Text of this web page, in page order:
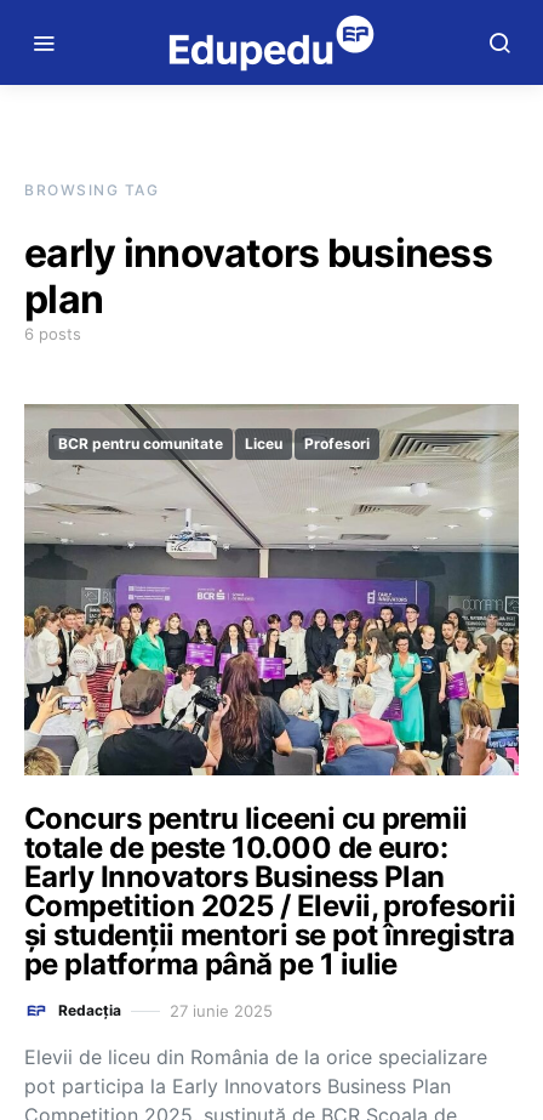
BROWSING TAG
early innovators business
plan
6 posts
BCR pentru comunitate Liceu Profesori
Concurs pentru liceeni cu premii
totale de peste 10.000 de euro:
Early Innovators Business Plan
Competition 2025 / Elevii, profesorii
și studenții mentori se pot înregistra
pe platforma până pe 1 iulie
Redacția 27 iunie 2025
Elevii de liceu din România de la orice specializare
pot participa la Early Innovators Business Plan
Competition 2025, susținută de BCR Școala de